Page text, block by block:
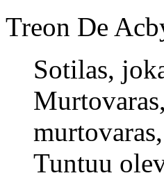
Treon De
Sotilas,
Tuntuu